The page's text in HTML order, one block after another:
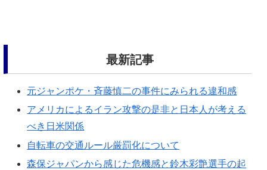
最新記事
元ジャンポケ・斉藤慎二の事件にみられる違和感
アメリカによるイラン攻撃の是非と日本人が考える
べき日米関係
自転車の交通ルール厳罰化について
森保ジャパンから感じた危機感と鈴木彩艶選手の起